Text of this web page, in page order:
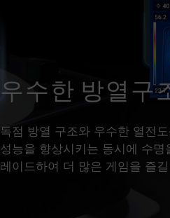
우수한 방열구
독점 방열 구조와 우수한 열전
성능을 향상시키는 동시에 수
레이드하여 더 많은 게임을 즐